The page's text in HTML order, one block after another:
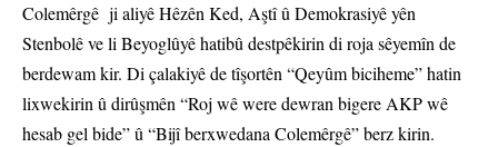
Colemêrgê ji aliyê Hêzên Ked, Aştî û Demokrasiyê yên
Stenbolê ve li Beyoglûyê hatibû destpêkirin di roja sêyemîn de
berdewam kir. Di çalakiyê de tîşortên “Qeyûm biciheme” hatin
lixwekirin û dirûşmên “Roj wê were dewran bigere AKP wê
hesab gel bide” û “Bijî berxwedana Colemêrgê” berz kirin.